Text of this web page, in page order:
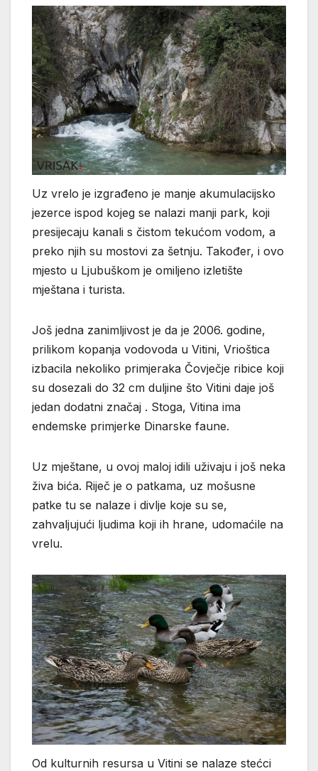
Uz vrelo je izgrađeno je manje akumulacijsko
jezerce ispod kojeg se nalazi manji park, koji
presijecaju kanali s čistom tekućom vodom, a
preko njih su mostovi za šetnju. Također, i ovo
mjesto u Ljubuškom je omiljeno izletište
mještana i turista.
Još jedna zanimljivost je da je 2006. godine,
prilikom kopanja vodovoda u Vitini, Vrioštica
izbacila nekoliko primjeraka Čovječje ribice koji
su dosezali do 32 cm duljine što Vitini daje još
jedan dodatni značaj . Stoga, Vitina ima
endemske primjerke Dinarske faune.
Uz mještane, u ovoj maloj idili uživaju i još neka
živa bića. Riječ je o patkama, uz mošusne
patke tu se nalaze i divlje koje su se,
zahvaljujući ljudima koji ih hrane, udomaćile na
vrelu.
Od kulturnih resursa u Vitini se nalaze stećci